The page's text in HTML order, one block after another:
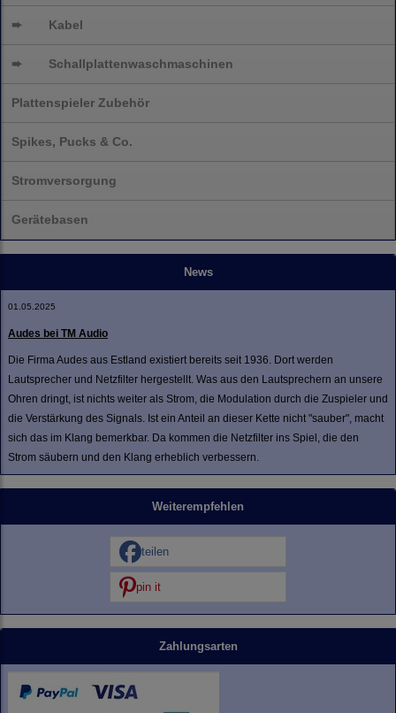
➨ Kabel
➨ Schallplattenwaschmaschinen
Plattenspieler Zubehör
Spikes, Pucks & Co.
Stromversorgung
Gerätebasen
News
01.05.2025
Audes bei TM Audio
Die Firma Audes aus Estland existiert bereits seit 1936. Dort werden
Lautsprecher und Netzfilter hergestellt. Was aus den Lautsprechern an unsere
Ohren dringt, ist nichts weiter als Strom, die Modulation durch die Zuspieler und
die Verstärkung des Signals. Ist ein Anteil an dieser Kette nicht "sauber", macht
sich das im Klang bemerkbar. Da kommen die Netzfilter ins Spiel, die den
Strom säubern und den Klang erheblich verbessern.
Weiterempfehlen
teilen
pin it
Zahlungsarten